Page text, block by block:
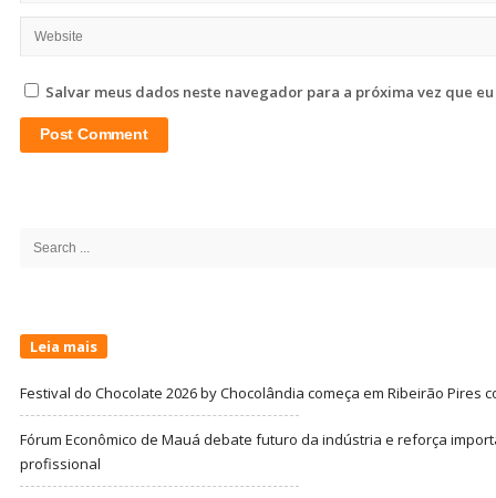
Salvar meus dados neste navegador para a próxima vez que
Search
Leia mais
Festival do Chocolate 2026 by Chocolândia começa em Ribeirão Pires
Fórum Econômico de Mauá debate futuro da indústria e reforça
profissional